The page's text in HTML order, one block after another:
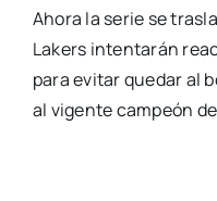
Ahora la serie se
Lakers intentarán
para evitar quedar al
al vigente campeón